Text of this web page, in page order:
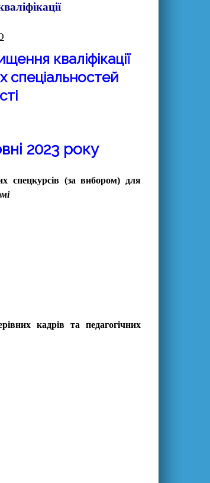
кваліфікації
спеціальностей
2023 року
спецкурсів (за вибором) для
кадрів та педагогічних